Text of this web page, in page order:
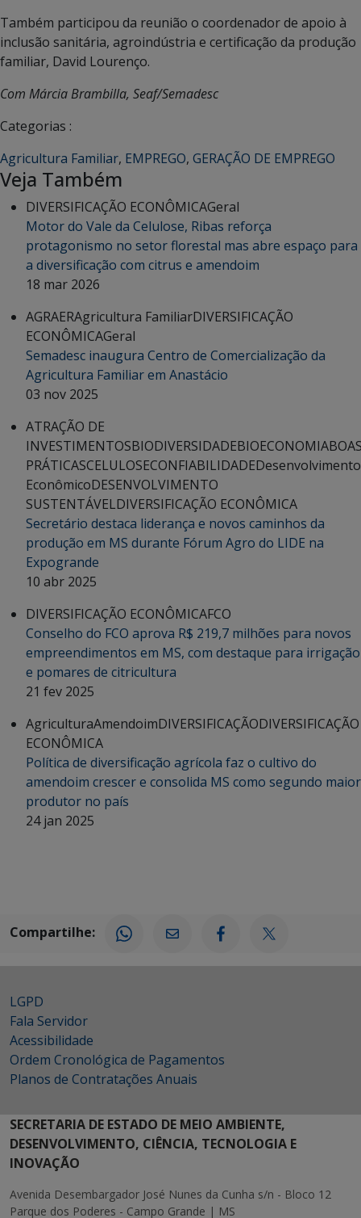
Também participou da reunião o coordenador de apoio à
inclusão sanitária, agroindústria e certificação da produção
familiar, David Lourenço.
Com Márcia Brambilla, Seaf/Semadesc
Categorias :
Agricultura Familiar, EMPREGO, GERAÇÃO DE EMPREGO
Veja Também
DIVERSIFICAÇÃO ECONÔMICAGeral
Motor do Vale da Celulose, Ribas reforça
protagonismo no setor florestal mas abre espaço para
a diversificação com citrus e amendoim
18 mar 2026
AGRAERAgricultura FamiliarDIVERSIFICAÇÃO
ECONÔMICAGeral
Semadesc inaugura Centro de Comercialização da
Agricultura Familiar em Anastácio
03 nov 2025
ATRAÇÃO DE
INVESTIMENTOSBIODIVERSIDADEBIOECONOMIA
PRÁTICASCELULOSECONFIABILIDADEDesenvolvimento
EconômicoDESENVOLVIMENTO
SUSTENTÁVELDIVERSIFICAÇÃO ECONÔMICA
Secretário destaca liderança e novos caminhos da
produção em MS durante Fórum Agro do LIDE na
Expogrande
10 abr 2025
DIVERSIFICAÇÃO ECONÔMICAFCO
Conselho do FCO aprova R$ 219,7 milhões para novos
empreendimentos em MS, com destaque para irrigação
e pomares de citricultura
21 fev 2025
AgriculturaAmendoimDIVERSIFICAÇÃODIVERSIFICAÇÃO
ECONÔMICA
Política de diversificação agrícola faz o cultivo do
amendoim crescer e consolida MS como segundo maior
produtor no país
24 jan 2025
Compartilhe:
LGPD
Fala Servidor
Acessibilidade
Ordem Cronológica de Pagamentos
Planos de Contratações Anuais
SECRETARIA DE ESTADO DE MEIO AMBIENTE,
DESENVOLVIMENTO, CIÊNCIA, TECNOLOGIA E
INOVAÇÃO
Avenida Desembargador José Nunes da Cunha s/n - Bloco 12
Parque dos Poderes - Campo Grande | MS